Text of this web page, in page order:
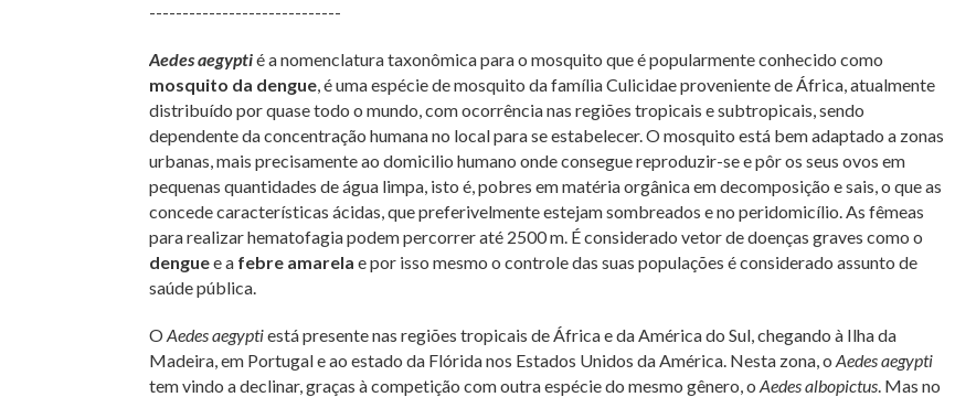
-----------------------------
Aedes aegyptié a nomenclatura taxonômica para o mosquito que é popularmente conhecido como
mosquito da dengue, é uma espécie de mosquito da família Culicidae proveniente de África, atualmente
distribuído por quase todo o mundo, com ocorrência nas regiões tropicais e subtropicais, sendo
dependente da concentração humana no local para se estabelecer. O mosquito está bem adaptado a zonas
urbanas, mais precisamente ao domicilio humano onde consegue reproduzir-se e pôr os seus ovos em
pequenas quantidades de água limpa, isto é, pobres em matéria orgânica em decomposição e sais, o que as
concede características ácidas, que preferivelmente estejam sombreados e no peridomicílio. As fêmeas
para realizar hematofagia podem percorrer até 2500 m. É considerado vetor de doenças graves como o
denguee a febre amarela e por isso mesmo o controle das suas populações é considerado assunto de
saúde pública.
O Aedes aegyptiestá presente nas regiões tropicais de África e da América do Sul, chegando à Ilha da
Madeira, em Portugal e ao estado da Flórida nos Estados Unidos da América. Nesta zona, o Aedes aegypti
tem vindo a declinar, graças à competição com outra espécie do mesmo gênero, o Aedes albopictus. Mas no